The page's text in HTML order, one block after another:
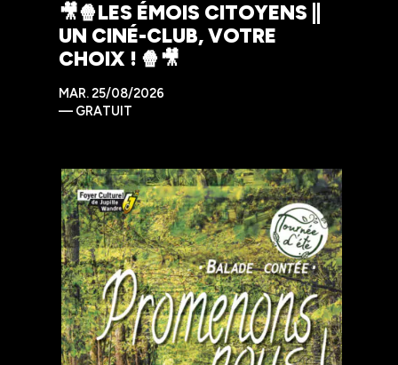
🎥🍿LES ÉMOIS CITOYENS ||
UN CINÉ-CLUB, VOTRE
CHOIX ! 🍿🎥
MAR.25/08/2026
— GRATUIT